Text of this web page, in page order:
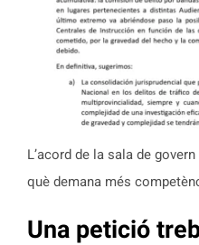
L’acord de la sala de
què demana més
Una petició